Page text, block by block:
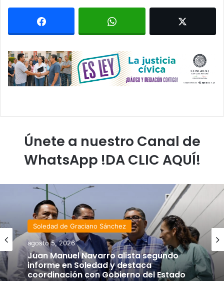
Únete a nuestro Canal de
WhatsApp !DA CLIC AQUÍ!
Soledad de Graciano Sánchez
agosto 5, 2026
Juan Manuel Navarro alista segundo
informe en Soledad y destaca
coordinación con Gobierno del Estado